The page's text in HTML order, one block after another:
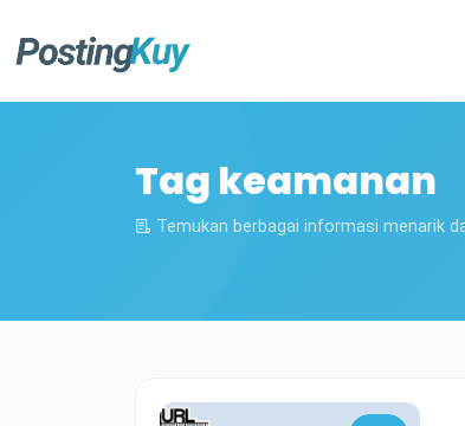
Tag keamanan
Temukan berbagai informasi menarik